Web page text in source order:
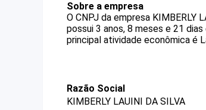
Sobre a empresa
O CNPJ da empresa KIMBERLY
possui 3 anos, 8 meses e 21
principal atividade econômica é
Razão Social
KIMBERLY LAUINI DA SILVA